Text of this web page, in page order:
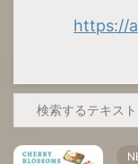
https://